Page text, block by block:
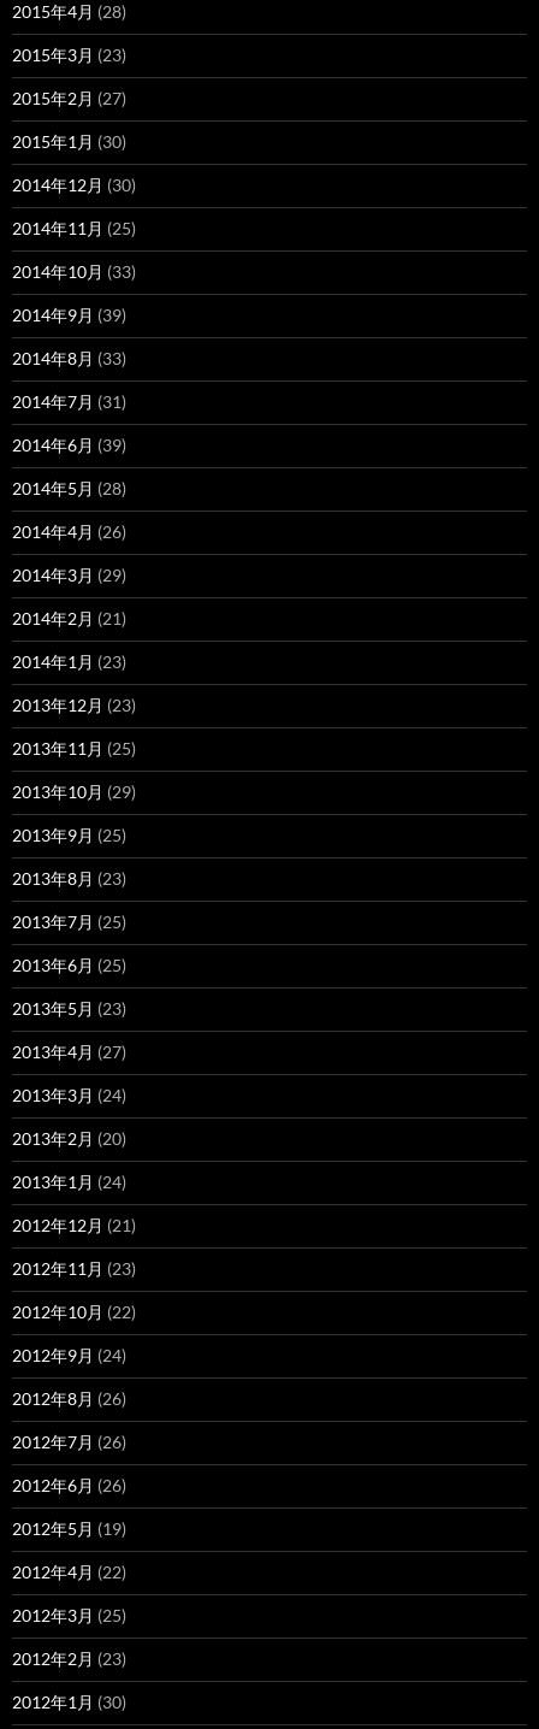
2015年4月 (28)
2015年3月 (23)
2015年2月 (27)
2015年1月 (30)
2014年12月 (30)
2014年11月 (25)
2014年10月 (33)
2014年9月 (39)
2014年8月 (33)
2014年7月 (31)
2014年6月 (39)
2014年5月 (28)
2014年4月 (26)
2014年3月 (29)
2014年2月 (21)
2014年1月 (23)
2013年12月 (23)
2013年11月 (25)
2013年10月 (29)
2013年9月 (25)
2013年8月 (23)
2013年7月 (25)
2013年6月 (25)
2013年5月 (23)
2013年4月 (27)
2013年3月 (24)
2013年2月 (20)
2013年1月 (24)
2012年12月 (21)
2012年11月 (23)
2012年10月 (22)
2012年9月 (24)
2012年8月 (26)
2012年7月 (26)
2012年6月 (26)
2012年5月 (19)
2012年4月 (22)
2012年3月 (25)
2012年2月 (23)
2012年1月 (30)